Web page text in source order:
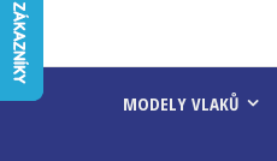
MODELY VLAKŮ